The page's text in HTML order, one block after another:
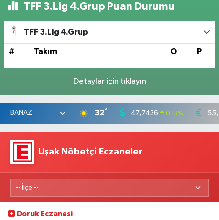
TFF 3.Lig 4.Grup Puan Durumu
TFF 3.Lig 4.Grup
# Takım O P
Detaylar için tıklayın
32° 47,7436 0.18%
Uşak Nöbetçi Eczaneler
Doruk Eczanesi